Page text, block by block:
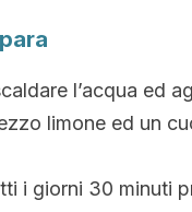
l’acqua ed
limone ed un
i giorni 30 minuti